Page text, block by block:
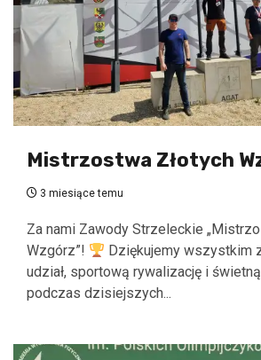
Mistrzostwa Złotych
3 miesiące temu
Za nami Zawody Strzeleckie
Wzgórz”!
Dziękujemy wszystkim
udział, sportową rywalizację i
podczas dzisiejszych...